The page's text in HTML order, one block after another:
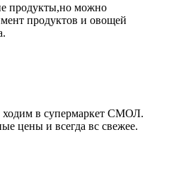
продукты,но можно
продуктов и овощей
в супермаркет СМОЛ.
цены и всегда вс свежее.